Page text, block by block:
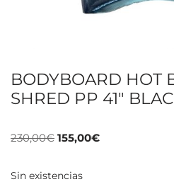
BODYBOARD HOT
SHRED PP 41″
230,00€ 155,00€
Sin existencias